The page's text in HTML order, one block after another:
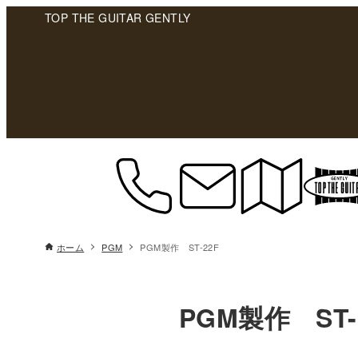
TOP THE GUITAR GENTLY
ホーム PGM PGM製作 ST-22F
PGM製作